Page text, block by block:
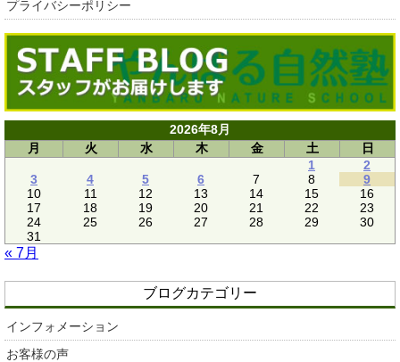
プライバシーポリシー
2026年8月
月
火 水 木 金 土
日
1
2
3
4 5 6 7 8
9
10
11 12 13 14 15
16
17
18 19 20 21 22
23
24
25 26 27 28 29
30
31
« 7月
ブログカテゴリー
インフォメーション
お客様の声